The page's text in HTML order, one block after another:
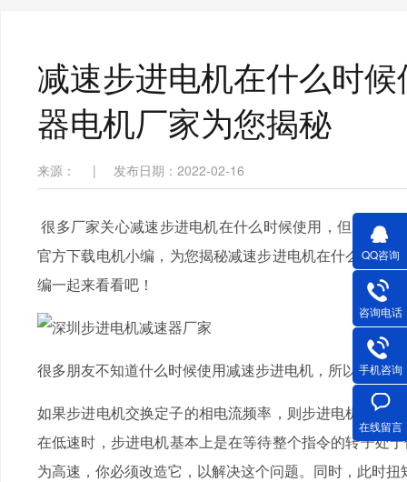
减速步进电机在什么时
器电机厂家为您揭秘
来源： | 发布日期：2022-02-16
很多厂家关心减速步进电机在什么时候使用，但由于
官方下载电机小编，为您揭秘减速步进电机在什么时候使
编一起来看看吧！
很多朋友不知道什么时候使用减速步进电机，所以今天我
如果步进电机交换定子的相电流频率，则步进电机整个驱动
在低速时，步进电机基本上是在等待整个指令的转子处于停
为高速，你必须改造它，以解决这个问题。同时，此时
QQ咨询
咨询电话
手机咨询
在线留言